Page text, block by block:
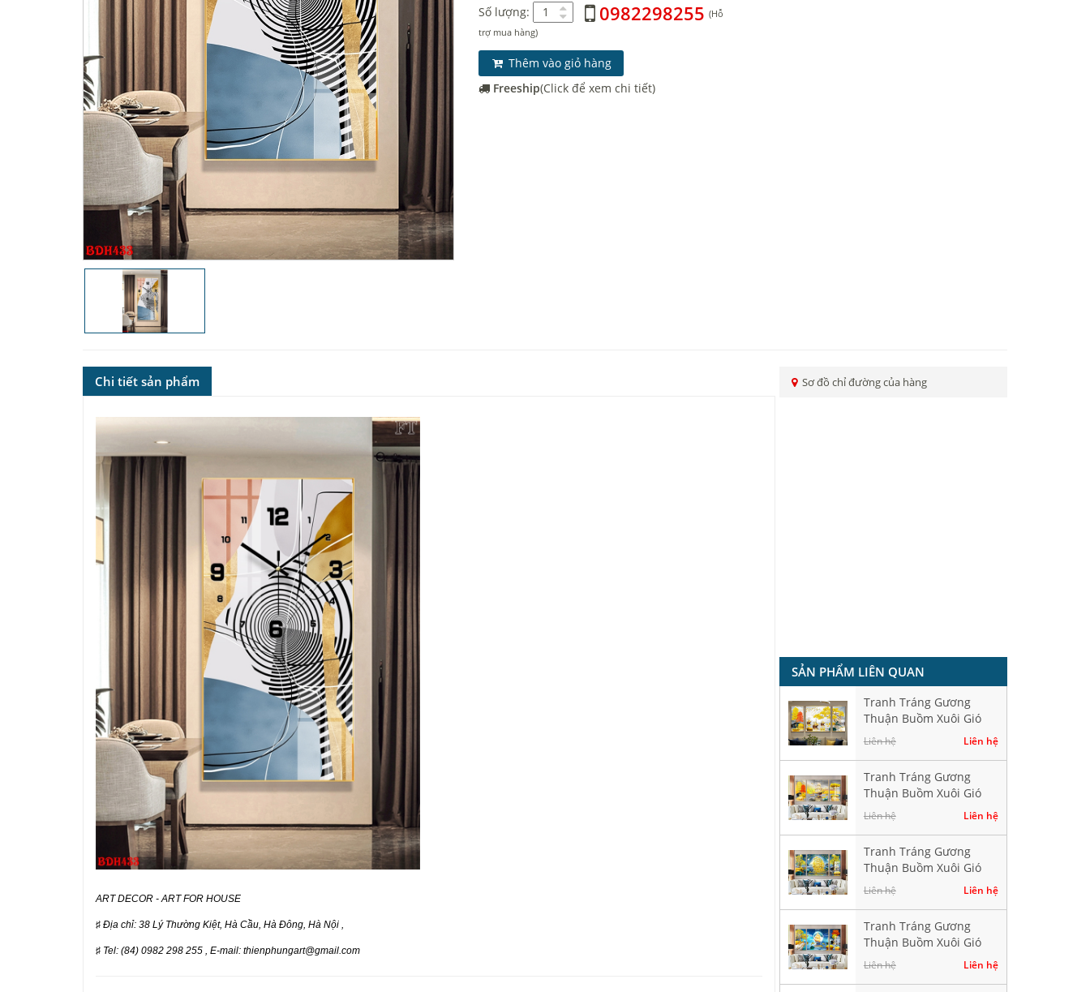
Số lượng: 0982298255 (Hỗ
trợ mua hàng)
Thêm vào giỏ hàng
Freeship(Click để xem chi tiết)
Chi tiết sản phẩm
ART DECOR - ART FOR HOUSE
♯ Địa chỉ: 38 Lý Thường Kiệt, Hà Cầu, Hà Đông, Hà Nội ,
♯ Tel: (84) 0982 298 255 , E-mail: thienphungart@gmail.com
Sơ đồ chỉ đường của hàng
SẢN PHẨM LIÊN QUAN
Tranh Tráng Gương
Thuận Buồm Xuôi Gió
Hiện Đại HD40276
Liên hệ Liên hệ
Tranh Tráng Gương
Thuận Buồm Xuôi Gió
Hiện Đại HD40282
Liên hệ Liên hệ
Tranh Tráng Gương
Thuận Buồm Xuôi Gió
Hiện Đại HD40384
Liên hệ Liên hệ
Tranh Tráng Gương
Thuận Buồm Xuôi Gió
Hiện Đại HD41520
Liên hệ Liên hệ